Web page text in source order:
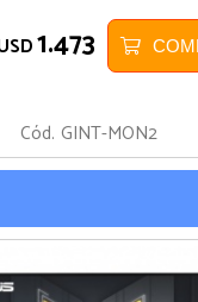
1.473
Cód. GINT-MON2